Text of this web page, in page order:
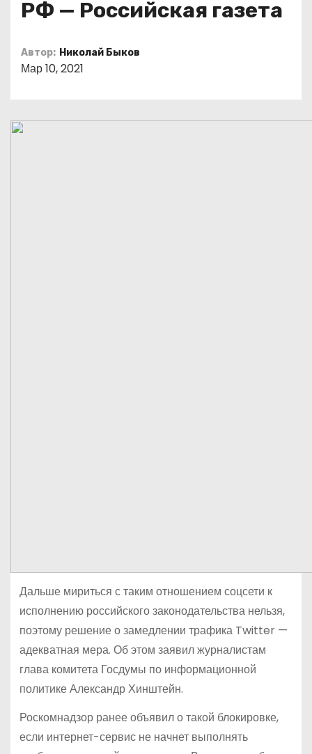
РФ — Российская газета
Автор: Николай Быков
Мар 10, 2021
Дальше мириться с таким отношением соцсети к
исполнению российского законодательства нельзя,
поэтому решение о замедлении трафика Twitter —
адекватная мера. Об этом заявил журналистам
глава комитета Госдумы по информационной
политике Александр Хинштейн.
Роскомнадзор ранее объявил о такой блокировке,
если интернет-сервис не начнет выполнять